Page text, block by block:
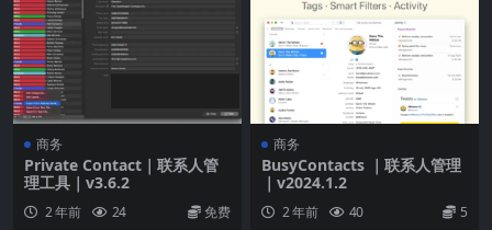
商务
Private Contact｜联系人管
理工具｜v3.6.2
2 年前 24 免费
商务
BusyContacts ｜联系人管理
｜v2024.1.2
2 年前 40 5